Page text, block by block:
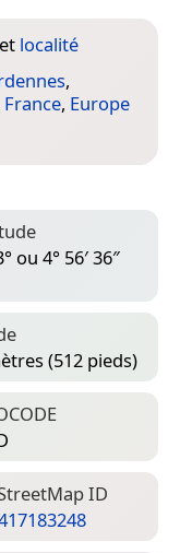
et localité
,
France, Europe
ou 4° 56′ 36″
(512 pieds)
ID